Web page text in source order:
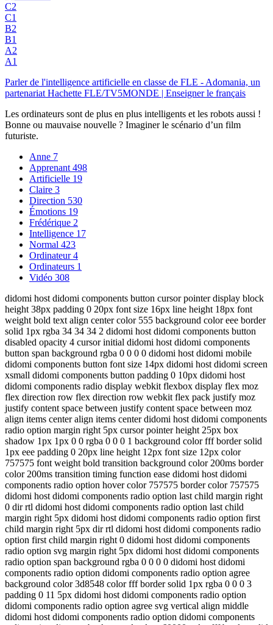
C2
C1
B2
B1
A2
A1
Parler de l'intelligence artificielle en classe de FLE - Adomania, un
partenariat Hachette FLE/TV5MONDE | Enseigner le français
Les ordinateurs sont de plus en plus intelligents et les robots aussi !
Bonne ou mauvaise nouvelle ? Imaginer le scénario d’un film
futuriste.
Anne 7
Apprenant 498
Artificielle 19
Claire 3
Direction 530
Émotions 19
Frédérique 2
Intelligence 17
Normal 423
Ordinateur4
Ordinateurs 1
Vidéo 308
didomi host didomi components button cursor pointer display block
height 38px padding 0 20px font size 16px line height 18px font
weight bold text align center color 555 background color eee border
solid 1px rgba 34 34 34 2 didomi host didomi components button
disabled opacity 4 cursor initial didomi host didomi components
button span background rgba 0 0 0 0 didomi host didomi mobile
didomi components button font size 14px didomi host didomi screen
xsmall didomi components button padding 0 10px didomi host
didomi components radio display webkit flexbox display flex moz
flex direction row flex direction row webkit flex pack justify moz
justify content space between justify content space between moz
align items center align items center didomi host didomi components
radio option margin right 5px cursor pointer height 25px box
shadow 1px 1px 0 0 rgba 0 0 0 1 background color fff border solid
1px eee padding 0 20px line height 12px font size 12px color
757575 font weight bold transition background color 200ms border
color 200ms transition timing function ease didomi host didomi
components radio option hover color 757575 border color 757575
didomi host didomi components radio option last child margin right
0 dir rtl didomi host didomi components radio option last child
margin right 5px didomi host didomi components radio option first
child margin right 5px dir rtl didomi host didomi components radio
option first child margin right 0 didomi host didomi components
radio option svg margin right 5px didomi host didomi components
radio option span background rgba 0 0 0 0 didomi host didomi
components radio option didomi components radio option agree
background color 3d8548 color fff border solid 1px rgba 0 0 0 3
padding 0 11 5px didomi host didomi components radio option
didomi components radio option agree svg vertical align middle
didomi host didomi components radio option didomi components